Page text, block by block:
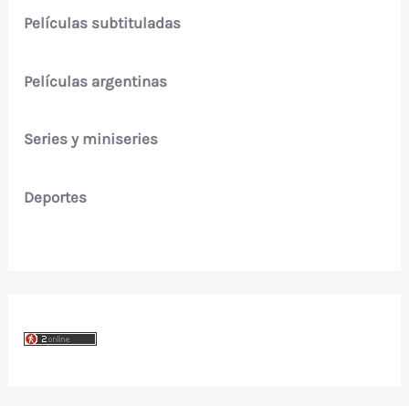
Películas subtituladas
Películas argentinas
Series y miniseries
Deportes